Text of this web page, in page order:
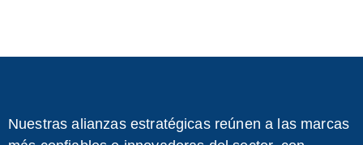
Nuestras alianzas estratégicas reúnen a las marcas